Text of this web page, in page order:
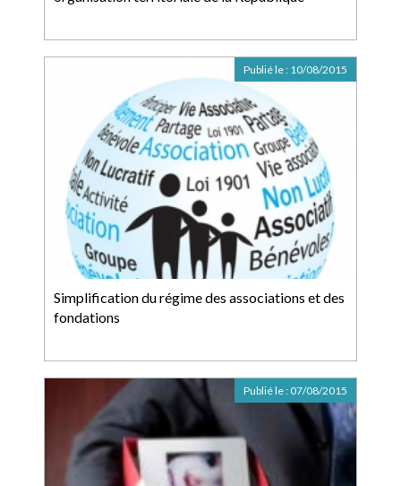
Simplification du régime des associations et des
fondations
Publié le : 10/08/2015
Publié le : 07/08/2015